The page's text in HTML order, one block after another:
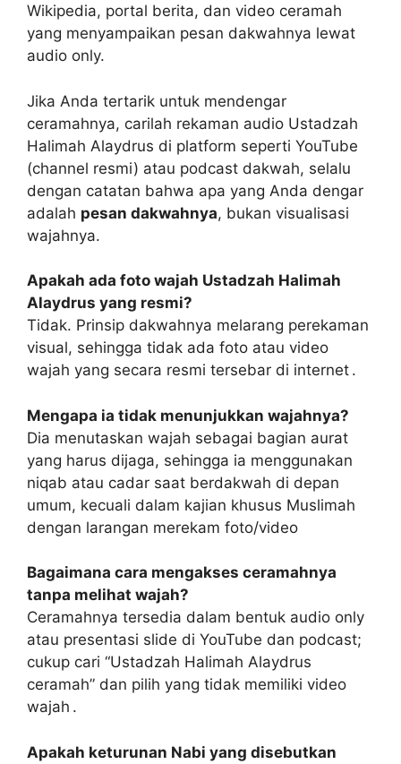
Wikipedia, portal berita, dan video ceramah
yang menyampaikan pesan dakwahnya lewat
audio only.
Jika Anda tertarik untuk mendengar
ceramahnya, carilah rekaman audio Ustadzah
Halimah Alaydrus di platform seperti YouTube
(channel resmi) atau podcast dakwah, selalu
dengan catatan bahwa apa yang Anda dengar
adalah pesan dakwahnya, bukan visualisasi
wajahnya.
Apakah ada foto wajah Ustadzah Halimah
Alaydrus yang resmi?
Tidak. Prinsip dakwahnya melarang perekaman
visual, sehingga tidak ada foto atau video
wajah yang secara resmi tersebar di internet .
Mengapa ia tidak menunjukkan wajahnya?
Dia menutaskan wajah sebagai bagian aurat
yang harus dijaga, sehingga ia menggunakan
niqab atau cadar saat berdakwah di depan
umum, kecuali dalam kajian khusus Muslimah
dengan larangan merekam foto/video
Bagaimana cara mengakses ceramahnya
tanpa melihat wajah?
Ceramahnya tersedia dalam bentuk audio only
atau presentasi slide di YouTube dan podcast;
cukup cari “Ustadzah Halimah Alaydrus
ceramah” dan pilih yang tidak memiliki video
wajah .
Apakah keturunan Nabi yang disebutkan